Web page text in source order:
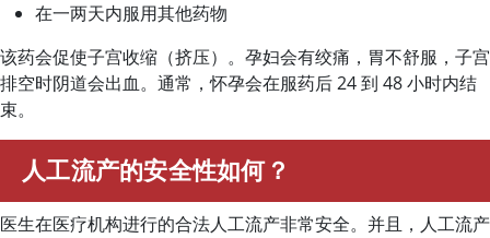
在一两天内服用其他药物
该药会促使子宫收缩（挤压）。孕妇会有绞痛，胃不舒服，子宫
排空时阴道会出血。通常，怀孕会在服药后 24 到 48 小时内结
束。
人工流产的安全性如何？
医生在医疗机构进行的合法人工流产非常安全。并且，人工流产